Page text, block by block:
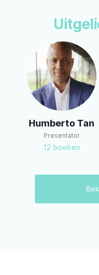
Humberto Tan
Presentator
12 boeken